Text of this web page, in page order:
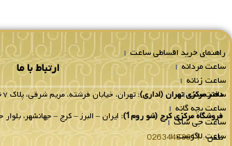
راهنمای خرید اقساطی ساعت
ساعت مردانه
ساعت زنانه
ساعت ست
ساعت بچه گانه
ساعت جی شاک
ساعت لاگوست
ارتباط با ما
دفتر مرکزی تهران (اداری):تهران، خیابان فرشته، مریم شرقی، پلاک ۶۷، برج پارامیس الیت، طبقه 8 واحد 802.
فروشگاه مرکزی کرج (شو روم1):
ایران – البرز – کرج – جهانشهر،
تلفن :02634483611